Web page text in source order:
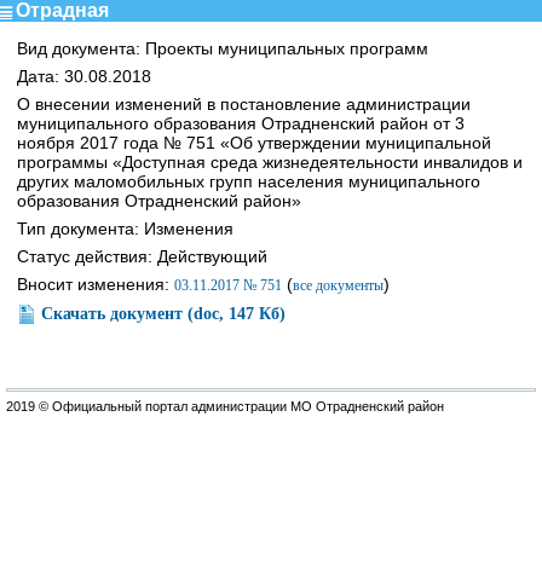
Отрадная
Вид документа: Проекты муниципальных программ
Дата: 30.08.2018
О внесении изменений в постановление администрации
муниципального образования Отрадненский район от 3
ноября 2017 года № 751 «Об утверждении муниципальной
программы «Доступная среда жизнедеятельности инвалидов и
других маломобильных групп населения муниципального
образования Отрадненский район»
Тип документа: Изменения
Статус действия: Действующий
Вносит изменения: 03.11.2017 № 751 (все документы)
Скачать документ (doc, 147 Кб)
2019 © Официальный портал администрации МО Отрадненский район